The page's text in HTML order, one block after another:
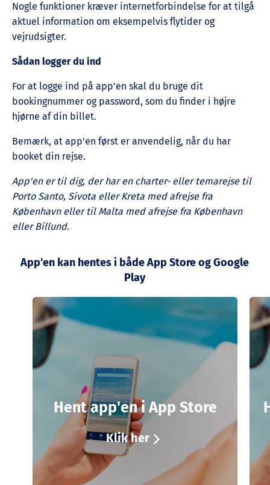
Nogle funktioner kræver internetforbindelse for at tilgå
aktuel information om eksempelvis flytider og
vejrudsigter.
Sådan logger du ind
For at logge ind på app'en skal du bruge dit
bookingnummer og password, som du finder i højre
hjørne af din billet.
Bemærk, at app'en først er anvendelig, når du har
booket din rejse.
App'en er til dig, der har en charter- eller temarejse til
Porto Santo, Sivota eller Kreta med afrejse fra
København eller til Malta med afrejse fra København
eller Billund.
App'en kan hentes i både App Store og Google
Play
Hent app'en i App Store
Klik her